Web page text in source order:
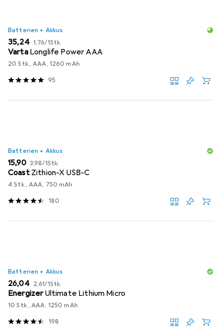
Batterien + Akkus
EUR
35,24 EUR
1,76/1Stk.
Varta Longlife Power AAA
20 Stk., AAA, 1260 mAh
95
Batterien + Akkus
EUR
15,90 EUR
3,98/1Stk.
Coast Zithion-X USB-C
4 Stk., AAA, 750 mAh
180
Batterien + Akkus
EUR
26,04 EUR
2,61/1Stk.
EnergizerUltimate Lithium Micro
10 Stk., AAA, 1250 mAh
198